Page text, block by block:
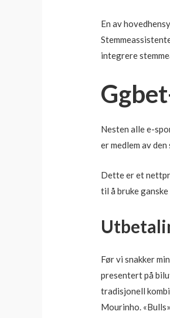
En av
integrere
Nesten alle e-
er medlem av
Dette er et
til å bruke
Før vi snakker
presentert på
tradisjonell
Mourinho.